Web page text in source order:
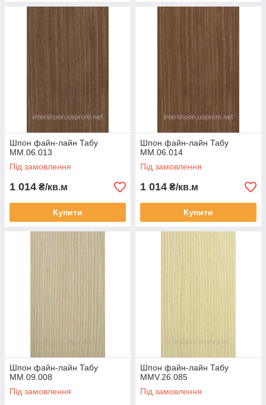
Шпон файн-лайн Табу
MM.06.013
Під замовлення
1 014 ₴/кв.м
Купити
Шпон файн-лайн Табу
MM.06.014
Під замовлення
1 014 ₴/кв.м
Купити
Шпон файн-лайн Табу
MM.09.008
Під замовлення
Шпон файн-лайн Табу
MMV.26.085
Під замовлення